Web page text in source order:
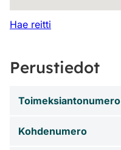
Hae reitti
Perustiedot
Toimeksiantonumero
Kohdenumero